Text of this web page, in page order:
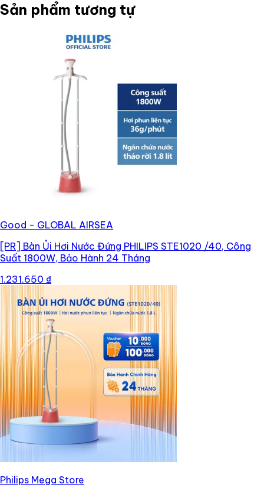
Sản phẩm tương tự
Good - GLOBAL AIRSEA
[PR] Bàn Ủi Hơi Nước Đứng PHILIPS STE1020 /40, Công
Suất 1800W, Bảo Hành 24 Tháng
1.231.650 ₫
Philips Mega Store